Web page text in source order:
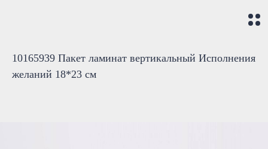
10165939 Пакет ламинат вертикальный Исполнения
желаний 18*23 см